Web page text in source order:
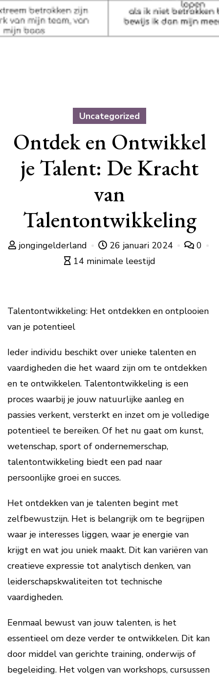
Uncategorized
Ontdek en Ontwikkel
je Talent: De Kracht
van
Talentontwikkeling
jongingelderland 26 januari 2024
0
14 minimale leestijd
Talentontwikkeling: Het ontdekken en ontplooien
van je potentieel
Ieder individu beschikt over unieke talenten en
vaardigheden die het waard zijn om te ontdekken
en te ontwikkelen. Talentontwikkeling is een
proces waarbij je jouw natuurlijke aanleg en
passies verkent, versterkt en inzet om je volledige
potentieel te bereiken. Of het nu gaat om kunst,
wetenschap, sport of ondernemerschap,
talentontwikkeling biedt een pad naar
persoonlijke groei en succes.
Het ontdekken van je talenten begint met
zelfbewustzijn. Het is belangrijk om te begrijpen
waar je interesses liggen, waar je energie van
krijgt en wat jou uniek maakt. Dit kan variëren van
creatieve expressie tot analytisch denken, van
leiderschapskwaliteiten tot technische
vaardigheden.
Eenmaal bewust van jouw talenten, is het
essentieel om deze verder te ontwikkelen. Dit kan
door middel van gerichte training, onderwijs of
begeleiding. Het volgen van workshops, cursussen